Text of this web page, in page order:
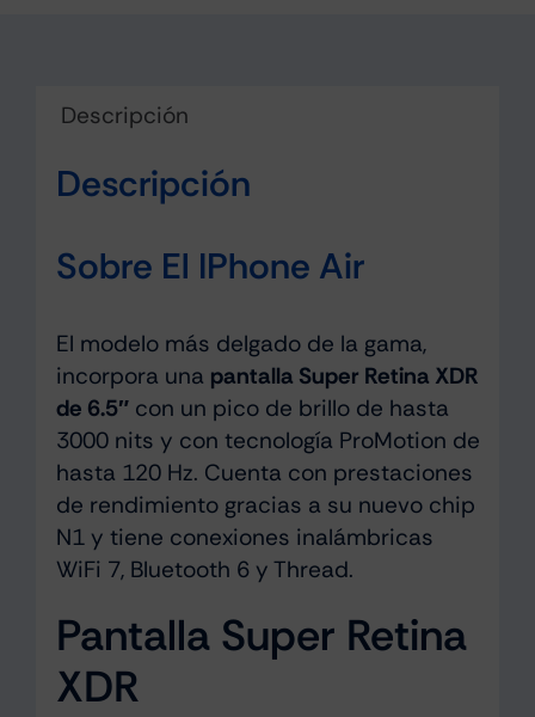
Descripción
Descripción
Sobre El IPhone Air
El modelo más delgado de la gama,
incorpora una pantalla Super Retina XDR
de 6.5″ con un pico de brillo de hasta
3000 nits y con tecnología ProMotion de
hasta 120 Hz. Cuenta con prestaciones
de rendimiento gracias a su nuevo chip
N1 y tiene conexiones inalámbricas
WiFi 7, Bluetooth 6 y Thread.
Pantalla Super Retina
XDR